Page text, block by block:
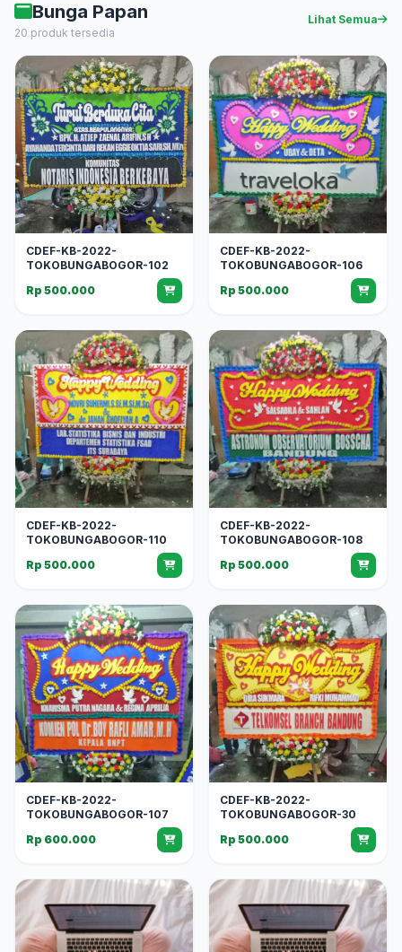
Bunga Papan
20 produk tersedia
Lihat Semua
CDEF-KB-2022-
TOKOBUNGABOGOR-102
Rp 500.000
CDEF-KB-2022-
TOKOBUNGABOGOR-106
Rp 500.000
CDEF-KB-2022-
TOKOBUNGABOGOR-110
Rp 500.000
CDEF-KB-2022-
TOKOBUNGABOGOR-108
Rp 500.000
CDEF-KB-2022-
TOKOBUNGABOGOR-107
Rp 600.000
CDEF-KB-2022-
TOKOBUNGABOGOR-30
Rp 500.000